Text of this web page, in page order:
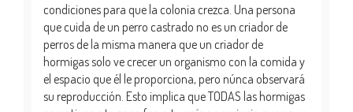
condiciones para que la colonia crezca. Una persona
que cuida de un perro castrado no es un criador de
perros de la misma manera que un criador de
hormigas solo ve crecer un organismo con la comida y
el espacio que él le proporciona, pero núnca observará
su reproducción. Esto implica que TODAS las hormigas